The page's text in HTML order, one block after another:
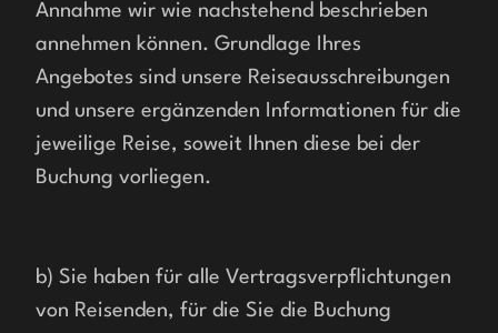
Annahme wir wie nachstehend beschrieben
annehmen können. Grundlage Ihres
Angebotes sind unsere Reiseausschreibungen
und unsere ergänzenden Informationen für die
jeweilige Reise, soweit Ihnen diese bei der
Buchung vorliegen.
b) Sie haben für alle Vertragsverpflichtungen
von Reisenden, für die Sie die Buchung